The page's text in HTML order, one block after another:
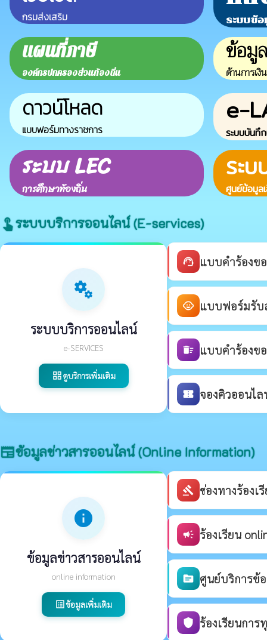
กรมส่งเสริม ระบบข้
แผนที่ภาษี
องค์กรปกครองส่วนท้องถิ่น
ข้อมูล
ด้านการเ
ดาวน์โหลด
แบบฟอร์มทางราชการ
e-
ระบบบัน
ระบบ LEC
การศึกษาท้องถิ่น
ระบ
ศูนย์ข้อมูล
touch_appระบบบริการออนไลน์ (E-services)
miscellaneous_services
ระบบบริการออนไลน์
e-SERVICES
grid_viewดูบริการเพิ่มเติม
support_agent แบบคำร้องข
child_care แบบฟอร์มรับ
delete_sweep แบบคำร้องข
confirmation_number จองคิวออนไ
newspaperข้อมูลข่าวสารออนไลน์ (Online Information)
info
ข้อมูลข่าวสารออนไลน์
online information
list_altข้อมูลเพิ่มเติม
gavel ช่องทางร้อง
campaign ร้องเรียน
source ศูนย์บริการข้
shield ร้องเรียนกา